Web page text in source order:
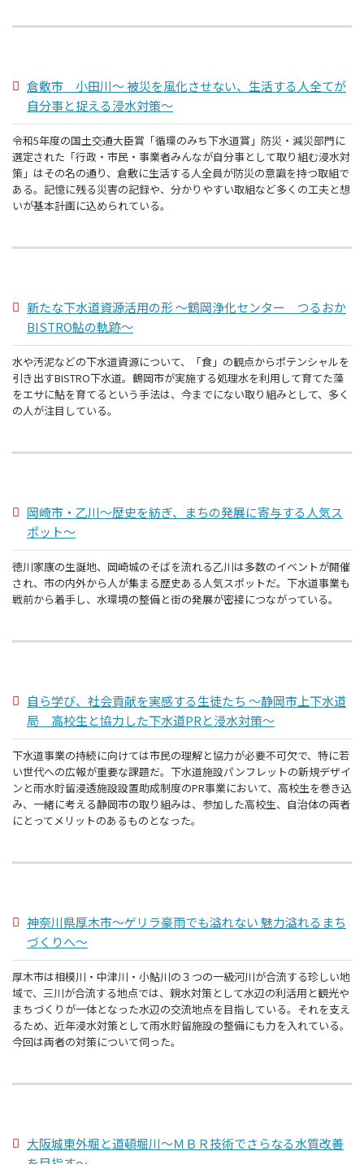
倉敷市 小田川～ 被災を風化させない、生活する人全てが
自分事と捉える浸水対策～
令和5年度の国土交通大臣賞「循環のみち下水道賞」防災・減災部門に
選定された「行政・市民・事業者みんなが自分事として取り組む浸水対
策」はその名の通り、倉敷に生活する人全員が防災の意識を持つ取組で
ある。記憶に残る災害の記録や、分かりやすい取組など多くの工夫と想
いが基本計画に込められている。
新たな下水道資源活用の形 ～鶴岡浄化センター つるおか
BISTRO鮎の軌跡～
水や汚泥などの下水道資源について、「食」の観点からポテンシャルを
引き出すBISTRO下水道。鶴岡市が実施する処理水を利用して育てた藻
をエサに鮎を育てるという手法は、今までにない取り組みとして、多く
の人が注目している。
岡崎市・乙川～歴史を紡ぎ、まちの発展に寄与する人気ス
ポット～
徳川家康の生誕地、岡崎城のそばを流れる乙川は多数のイベントが開催
され、市の内外から人が集まる歴史ある人気スポットだ。下水道事業も
戦前から着手し、水環境の整備と街の発展が密接につながっている。
自ら学び、社会貢献を実感する生徒たち ～静岡市上下水道
局 高校生と協力した下水道PRと浸水対策～
下水道事業の持続に向けては市民の理解と協力が必要不可欠で、特に若
い世代への広報が重要な課題だ。下水道施設パンフレットの新規デザイ
ンと雨水貯留浸透施設設置助成制度のPR事業において、高校生を巻き込
み、一緒に考える静岡市の取り組みは、参加した高校生、自治体の両者
にとってメリットのあるものとなった。
神奈川県厚木市～ゲリラ豪雨でも溢れない 魅力溢れるまち
づくりへ～
厚木市は相模川・中津川・小鮎川の３つの一級河川が合流する珍しい地
域で、三川が合流する地点では、親水対策として水辺の利活用と観光や
まちづくりが一体となった水辺の交流地点を目指している。それを支え
るため、近年浸水対策として雨水貯留施設の整備にも力を入れている。
今回は両者の対策について伺った。
大阪城東外堀と道頓堀川～ＭＢＲ技術でさらなる水質改善